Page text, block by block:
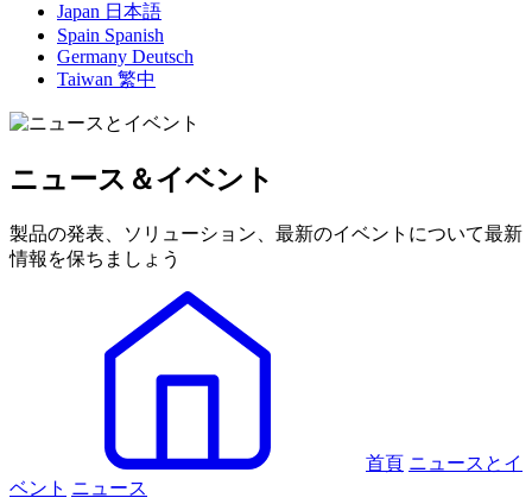
Japan 日本語
Spain Spanish
Germany Deutsch
Taiwan 繁中
ニュース＆イベント
製品の発表、ソリューション、最新のイベントについて最新
情報を保ちましょう
首頁 ニュースとイ
ベント ニュース